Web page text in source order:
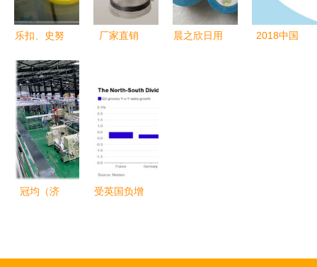
乐扣、史努
用品火热销
售，品质保
障引领消费
新热潮
厂家直销
有机玻璃采
样器高清大
图速览与日
用优势解析
晨之欣日用
2018中国
冠均（济
受英国负增